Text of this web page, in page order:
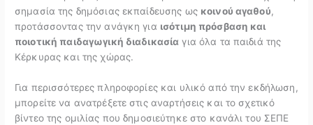
σημασία της δημόσιας εκπαίδευσης ως κοινού αγαθού,
προτάσσοντας την ανάγκη για ισότιμη πρόσβαση και
ποιοτική παιδαγωγική διαδικασία για όλα τα παιδιά της
Κέρκυρας και της χώρας.
Για περισσότερες πληροφορίες και υλικό από την εκδήλωση,
μπορείτε να ανατρέξετε στις αναρτήσεις και το σχετικό
βίντεο της ομιλίας που δημοσιεύτηκε στο κανάλι του ΣΕΠΕ